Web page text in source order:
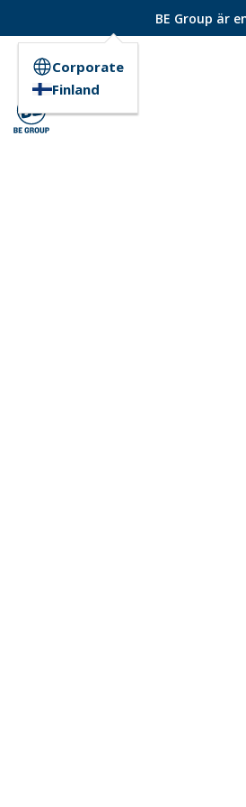
BE Group är
Corporate
Finland